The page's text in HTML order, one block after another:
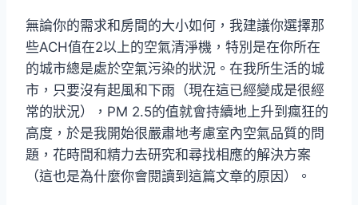
無論你的需求和房間的大小如何，我建議你選擇那
些ACH值在2以上的空氣清淨機，特別是在你所在
的城市總是處於空氣污染的狀況。在我所生活的城
市，只要沒有起風和下雨（現在這已經變成是很經
常的狀況），PM 2.5的值就會持續地上升到瘋狂的
高度，於是我開始很嚴肅地考慮室內空氣品質的問
題，花時間和精力去研究和尋找相應的解決方案
（這也是為什麼你會閱讀到這篇文章的原因）。